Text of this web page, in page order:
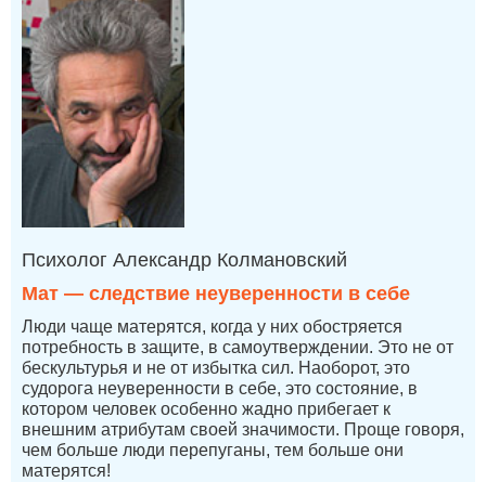
Психолог Александр Колмановский
Мат — следствие неуверенности в себе
Люди чаще матерятся, когда у них обостряется
потребность в защите, в самоутверждении. Это не от
бескультурья и не от избытка сил. Наоборот, это
судорога неуверенности в себе, это состояние, в
котором человек особенно жадно прибегает к
внешним атрибутам своей значимости. Проще говоря,
чем больше люди перепуганы, тем больше они
матерятся!